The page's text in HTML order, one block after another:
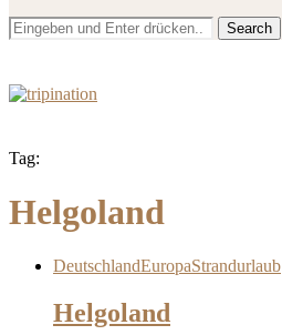
Search
Tag:
Helgoland
DeutschlandEuropaStrandurlaub
Helgoland